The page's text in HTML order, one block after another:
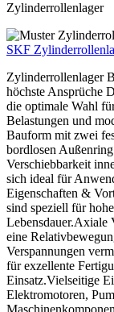
Zylinderrollenlager
SKF
Zylinderrollenlager
höchste Ansprüche
die optimale Wahl
Belastungen und
Bauform mit zwei
bordlosen
Verschiebbarkeit
sich ideal für
Eigenschaften &
sind speziell für
Lebensdauer.Axiale
eine
Verspannungen
für exzellente
Einsatz.Vielseitige
Elektromotoren,